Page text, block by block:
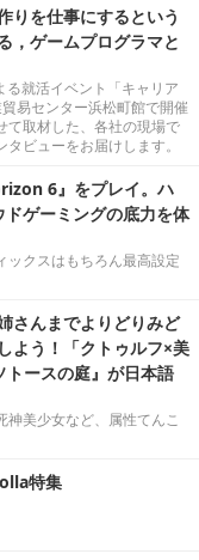
りを仕事にするという
，ゲームプログラマと
就活イベント「キャリア
易センター浜松町館で開催
て取材した、各社の現場で
ビューをお届けします。
6』をプレイ。ハ
ゲーミングの底力を体
ックスはもちろん最高設定
さんまでよりどりみど
よう！「クトゥルフ×美
トースの庭』が日本語
美少女など、属性てんこ
特集